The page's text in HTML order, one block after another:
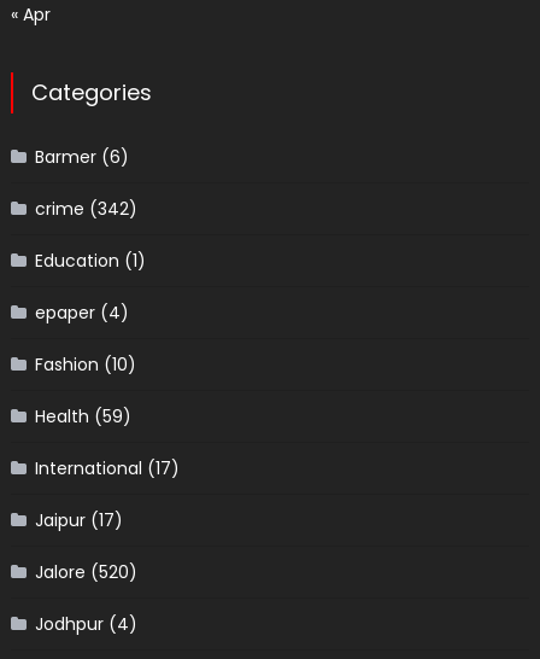
« Apr
Categories
Barmer(6)
crime (342)
Education (1)
epaper(4)
Fashion (10)
Health (59)
International (17)
Jaipur(17)
Jalore (520)
Jodhpur(4)